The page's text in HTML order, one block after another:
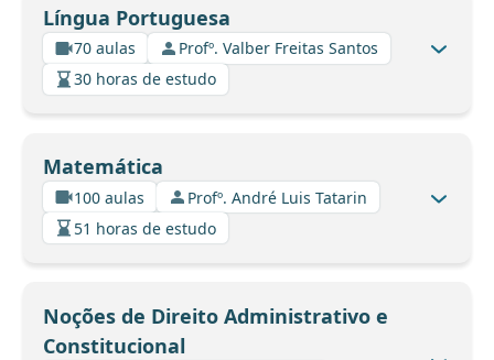
Língua Portuguesa
70 aulas
Profº. Valber Freitas Santos
30 horas de estudo
Matemática
100 aulas
Profº. André Luis Tatarin
51 horas de estudo
Noções de Direito Administrativo e
Constitucional